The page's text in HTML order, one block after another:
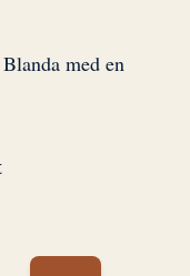
med en